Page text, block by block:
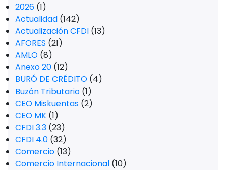
2026 (1)
Actualidad (142)
Actualización CFDI (13)
AFORES (21)
AMLO (8)
Anexo 20 (12)
BURÓ DE CRÉDITO (4)
Buzón Tributario (1)
CEO Miskuentas (2)
CEO MK (1)
CFDI 3.3 (23)
CFDI 4.0 (32)
Comercio (13)
Comercio Internacional (10)